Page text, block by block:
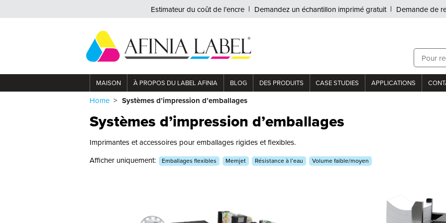
Estimateur du coût de l’encre Demandez un échantillon imprimé gratuit Demande de
MAISON À PROPOS DU LABEL AFINIA BLOG DES PRODUITS CASE STUDIES APPLICATIONS
Home Systèmes d’impression d’emballages
Systèmes d’impression d’emballages
Imprimantes et accessoires pour emballages rigides et flexibles.
Afficher uniquement:
Emballages flexibles Memjet Résistance à l’eau Volume faible/moyen